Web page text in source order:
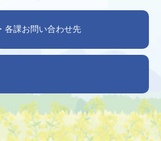
各課お問い合わせ先